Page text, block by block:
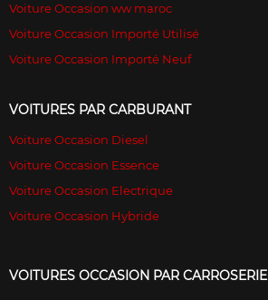
Voiture Occasion ww maroc
Voiture Occasion Importé Utilisé
Voiture Occasion Importé Neuf
VOITURES PAR CARBURANT
Voiture Occasion Diesel
Voiture Occasion Essence
Voiture Occasion Electrique
Voiture Occasion Hybride
VOITURES OCCASION PAR CARROSERIE